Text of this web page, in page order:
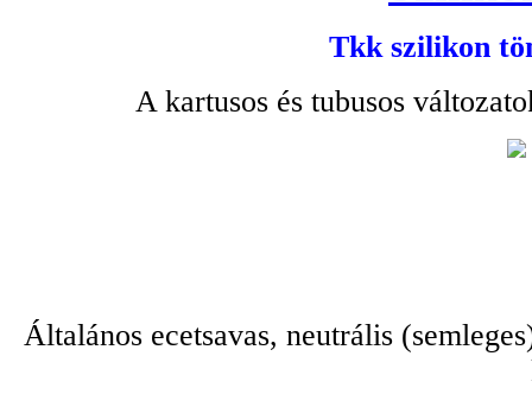
Tkk szilikon
A kartusos és tubusos
Általános ecetsavas, neutrális